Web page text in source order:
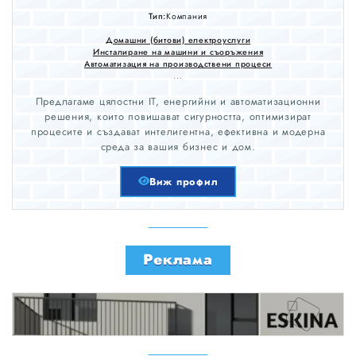
Тип:Компания
Домашни (битови) електроуслуги
Инсталиране на машини и съоръжения
Автоматизация на производствени процеси
...
Предлагаме цялостни IT, енергийни и автоматизационни
решения, които повишават сигурността, оптимизират
процесите и създават интелигентна, ефективна и модерна
среда за вашия бизнес и дом.
Виж профил
Реклама